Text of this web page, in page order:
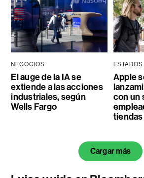
NEGOCIOS
El auge de la IA se
extiende a las acciones
industriales, según
Wells Fargo
ESTADOS
Apple
con un
tiendas
Cargar más